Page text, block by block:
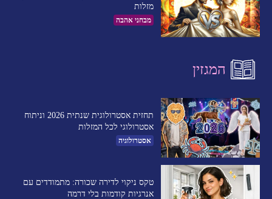
מזלות
מבחני אהבה
המגזין
תחזית אסטרולוגית שנתית 2026 וניתוח
אסטרולוגי לכל המזלות
אסטרולוגיה
טקס ניקוי לדירה שכורה: מתמודדים עם
אנרגיות קודמות בלי דרמה